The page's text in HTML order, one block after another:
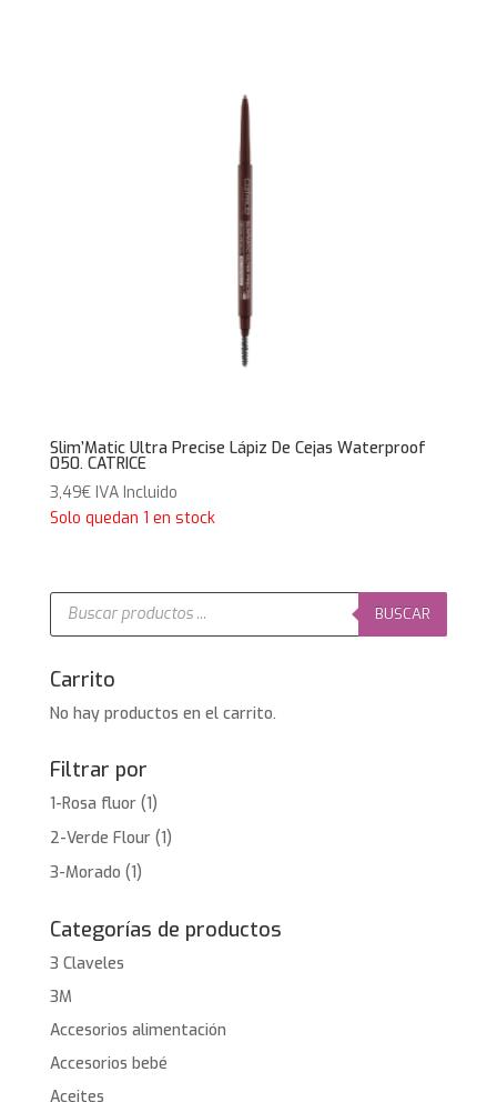
Slim’Matic Ultra Precise Lápiz De Cejas Waterproof
050. CATRICE
3,49€ IVA Incluido
Solo quedan 1 en stock
Búsqueda
productos
BUSCAR
Carrito
No hay productos en el carrito.
Filtrar por
1-Rosa fluor (1)
2-Verde Flour (1)
3-Morado (1)
Categorías de productos
3 Claveles
3M
Accesorios alimentación
Accesorios bebé
Aceites